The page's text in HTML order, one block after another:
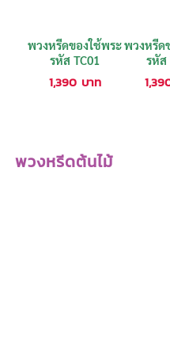
พวงหรีดของใช้พระ
รหัส TC01
1,390 บาท
พวงหรีด
รหัส
พวงหรีดต้นไม้